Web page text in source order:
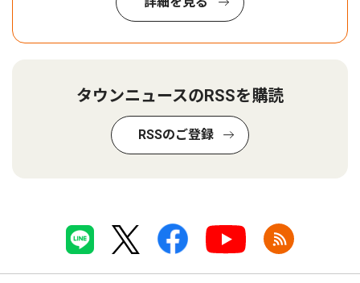
タウンニュースのRSSを購読
RSSのご登録